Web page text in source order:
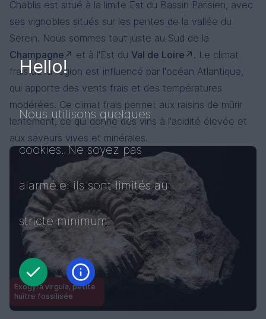
Chablis est situé à la limite Est du Bassin Parisien, avec
ses vignobles situés sur les pentes de la vallée du
Serein. Nous sommes tout juste au Sud de la
Champagne
et à l'Est du Val de Loire
. Le climat
frais de la région est influencé par l'océan Atlantique,
qui apporte des vents frais et des températures
modérées. Ce climat frais permet aux raisins de mûrir
lentement, ce qui donne des vins à l'acidité élevée et
aux saveurs vives et minérales.
Exogyra virgula, petite
huître fossilisée
Hello!
Nous utilisons quelques
cookies. Ne soyez pas
alarmé.e: ils sont limités au
stricte minimum.